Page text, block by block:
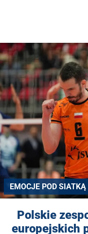
EMOCJE POD SIATKĄ
Polskie
europejskich